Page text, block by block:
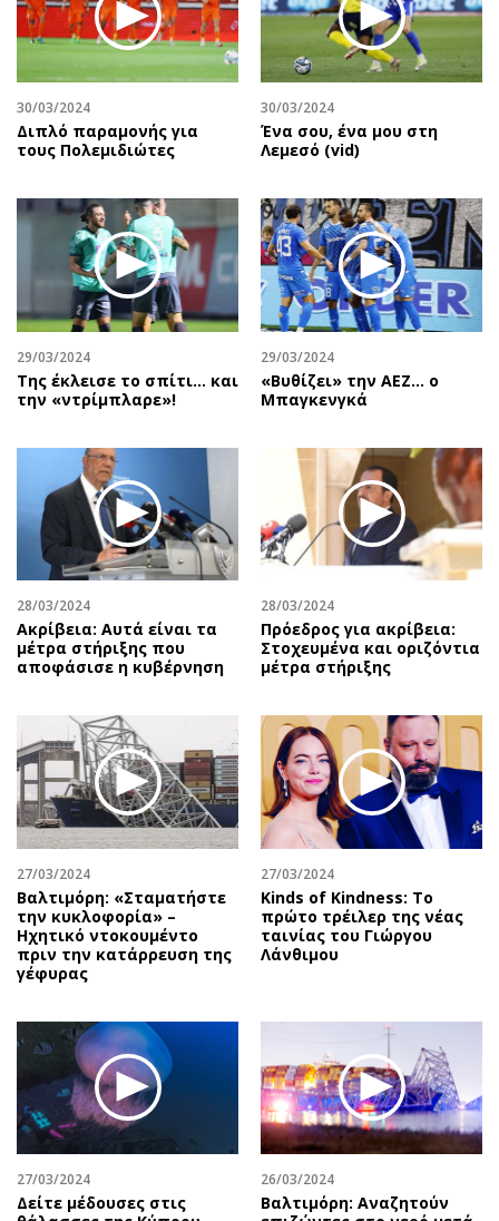
Βιβλίο
Χειρόγραφα
Προσωπικότητες στην ''Κ''
Επιστολές
30/03/2024
Διπλό παραμονής για
τους Πολεμιδιώτες
30/03/2024
Ένα σου, ένα μου στη
Λεμεσό (vid)
29/03/2024
Της έκλεισε το σπίτι… και
την «ντρίμπλαρε»!
29/03/2024
«Βυθίζει» την ΑΕΖ… ο
Μπαγκενγκά
28/03/2024
Ακρίβεια: Αυτά είναι τα
μέτρα στήριξης που
αποφάσισε η κυβέρνηση
28/03/2024
Πρόεδρος για ακρίβεια:
Στοχευμένα και οριζόντια
μέτρα στήριξης
27/03/2024
Βαλτιμόρη: «Σταματήστε
την κυκλοφορία» –
Ηχητικό ντοκουμέντο
πριν την κατάρρευση της
γέφυρας
27/03/2024
Kinds of Kindness: Το
πρώτο τρέιλερ της νέας
ταινίας του Γιώργου
Λάνθιμου
27/03/2024
Δείτε μέδουσες στις
26/03/2024
Βαλτιμόρη: Αναζητούν